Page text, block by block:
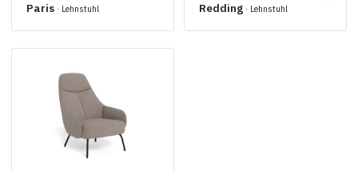
Paris · Lehnstuhl Redding · Lehnstuhl